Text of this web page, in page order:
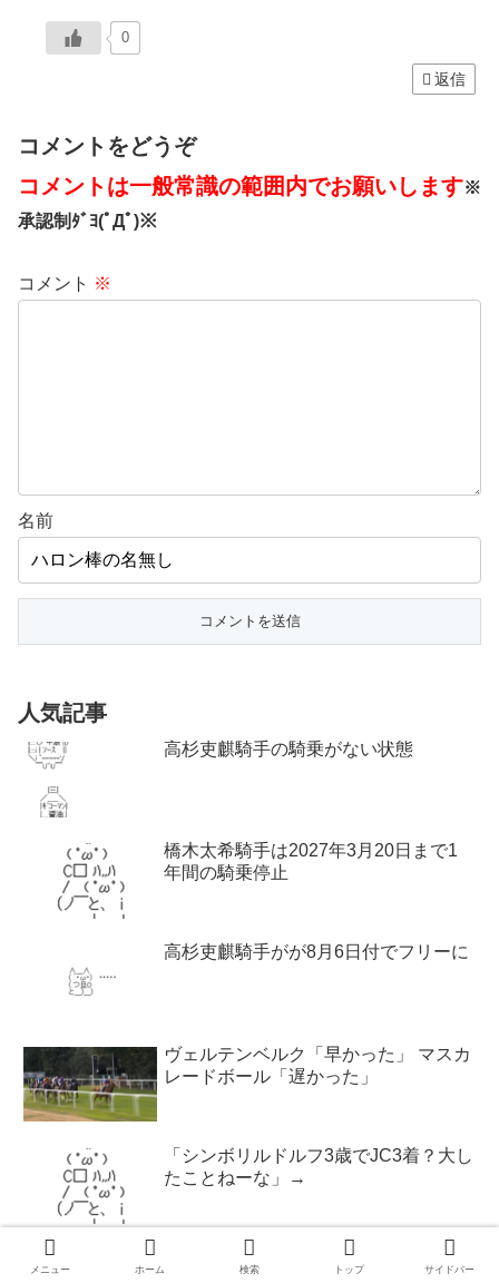
0
返信
コメントをどうぞ
コメントは一般常識の範囲内でお願いします※
承認制ﾀﾞﾖ(ﾟДﾟ)※
コメント ※
名前
人気記事
高杉吏麒騎手の騎乗がない状態
橋木太希騎手は2027年3月20日まで1
年間の騎乗停止
高杉吏麒騎手がが8月6日付でフリーに
ヴェルテンベルク「早かった」 マスカ
レードボール「遅かった」
「シンボリルドルフ3歳でJC3着？大し
たことねーな」→
メニュー ホーム 検索 トップ サイドバー